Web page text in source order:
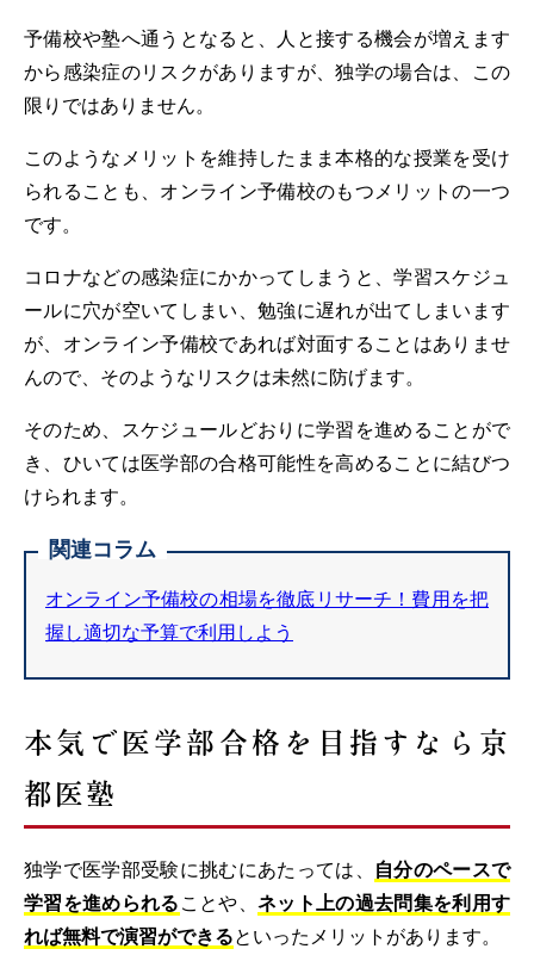
予備校や塾へ通うとなると、人と接する機会が増えます
から感染症のリスクがありますが、独学の場合は、この
限りではありません。
このようなメリットを維持したまま本格的な授業を受け
られることも、オンライン予備校のもつメリットの一つ
です。
コロナなどの感染症にかかってしまうと、学習スケジュ
ールに穴が空いてしまい、勉強に遅れが出てしまいます
が、オンライン予備校であれば対面することはありませ
んので、そのようなリスクは未然に防げます。
そのため、スケジュールどおりに学習を進めることがで
き、ひいては医学部の合格可能性を高めることに結びつ
けられます。
関連コラム
オンライン予備校の相場を徹底リサーチ！費用を把
握し適切な予算で利用しよう
本気で医学部合格を目指すなら京
都医塾
独学で医学部受験に挑むにあたっては、 自分のペースで
学習を進められることや、ネット上の過去問集を利用す
れば無料で演習ができるといったメリットがあります。